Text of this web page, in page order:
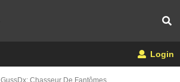
Login
GussDx: Chasseur De Fantômes